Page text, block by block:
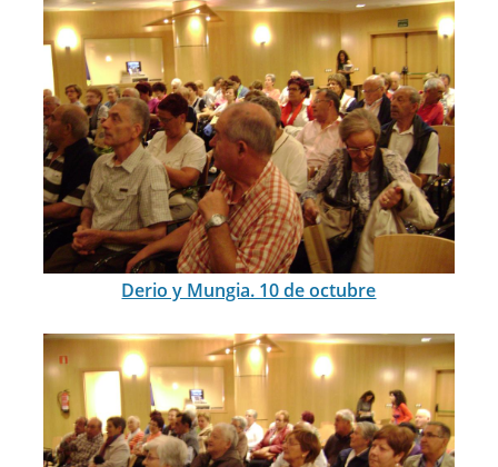
Derio y Mungia. 10 de octubre